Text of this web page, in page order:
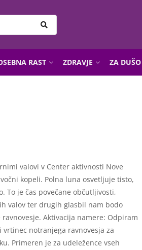
RAST ZDRAVJE ZA DUŠO
valovi v Center aktivnosti Nove
kopeli. Polna luna osvetljuje tisto,
To je čas povečane občutljivosti,
valov ter drugih glasbil nam bodo
Aktivacija namere: Odpiram
notranjega ravnovesja za
Primeren je za udeležence vseh